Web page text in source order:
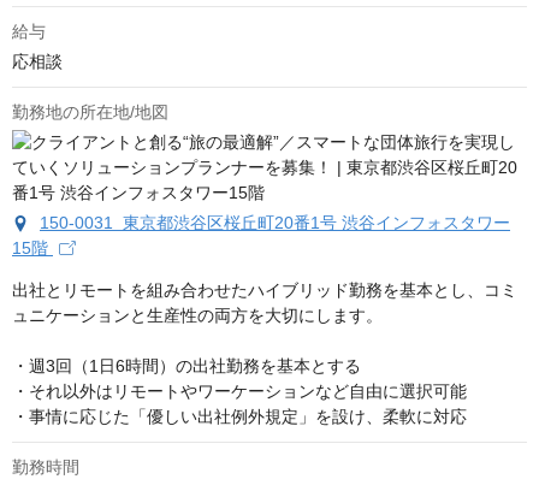
給与
応相談
勤務地の所在地/地図
150-0031 東京都渋谷区桜丘町20番1号 渋谷インフォスタワー
15階
出社とリモートを組み合わせたハイブリッド勤務を基本とし、コミ
ュニケーションと生産性の両方を大切にします。
・週3回（1日6時間）の出社勤務を基本とする
・それ以外はリモートやワーケーションなど自由に選択可能
・事情に応じた「優しい出社例外規定」を設け、柔軟に対応
勤務時間